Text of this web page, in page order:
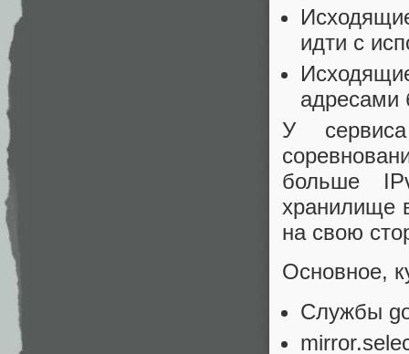
идти с
адресами
У
больше
хранилище
на свою
Основное,
Службы